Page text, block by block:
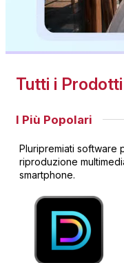
Tutti i Prodotti
I Più Popolari
Pluripremiati software
riproduzione
smartphone.